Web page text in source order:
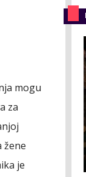
mogu
za
žene
je